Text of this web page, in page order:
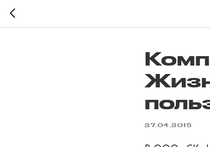
27.04.2015